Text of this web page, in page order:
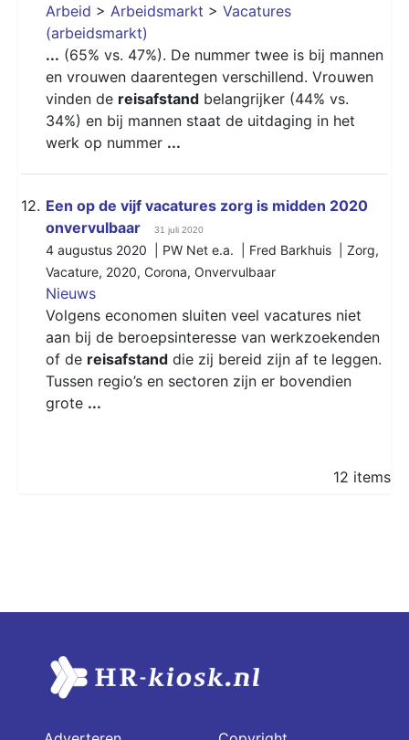
Arbeid > Arbeidsmarkt > Vacatures
(arbeidsmarkt)
... (65% vs. 47%). De nummer twee is bij mannen
en vrouwen daarentegen verschillend. Vrouwen
vinden de reisafstand belangrijker (44% vs.
34%) en bij mannen staat de uitdaging in het
werk op nummer ...
12. Een op de vijf vacatures zorg is midden 2020
onvervulbaar
31 juli 2020
4 augustus 2020 | PW Net e.a. | Fred Barkhuis | Zorg,
Vacature, 2020, Corona, Onvervulbaar
Nieuws
Volgens economen sluiten veel vacatures niet
aan bij de beroepsinteresse van werkzoekenden
of de reisafstand die zij bereid zijn af te leggen.
Tussen regio’s en sectoren zijn er bovendien
grote ...
12 items